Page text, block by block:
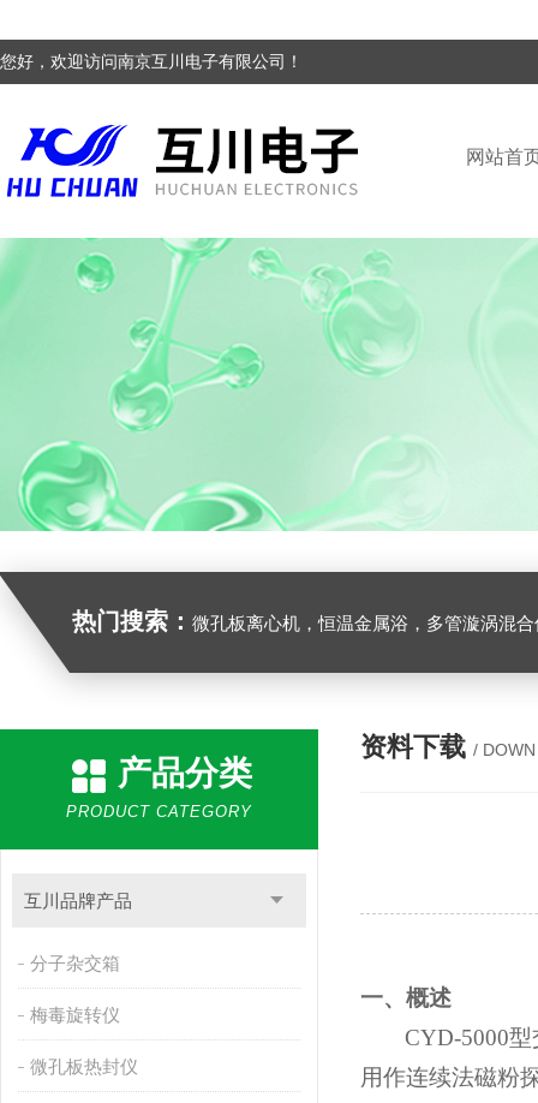
您好，欢迎访问南京互川电子有限公司！
网站首
热门搜索： 微孔板离心机，恒温金属浴，多管漩涡混合仪，梅毒旋转仪,红外线灭菌器，微孔板恒温振荡器，恒温混匀仪，水平摇床，牛奶抗生素恒
产品分类
PRODUCT CATEGORY
互川品牌产品
分子杂交箱
梅毒旋转仪
微孔板热封仪
资料下载 / DOWN
一、概述
CYD-5000型
用作连续法磁粉